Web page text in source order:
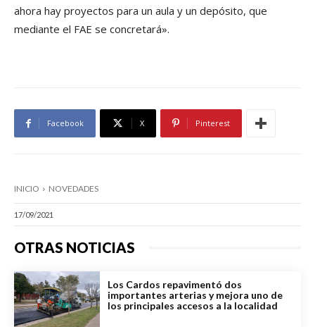
ahora hay proyectos para un aula y un depósito, que
mediante el FAE se concretará».
Facebook X Pinterest
INICIO NOVEDADES
17/09/2021
OTRAS NOTICIAS
Los Cardos repavimentó dos
importantes arterias y mejora uno de
los principales accesos a la localidad